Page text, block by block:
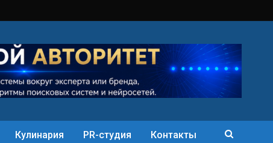
Кулинария PR-студия Контакты